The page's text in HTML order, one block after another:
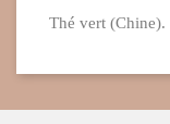
Thé vert (Chine).